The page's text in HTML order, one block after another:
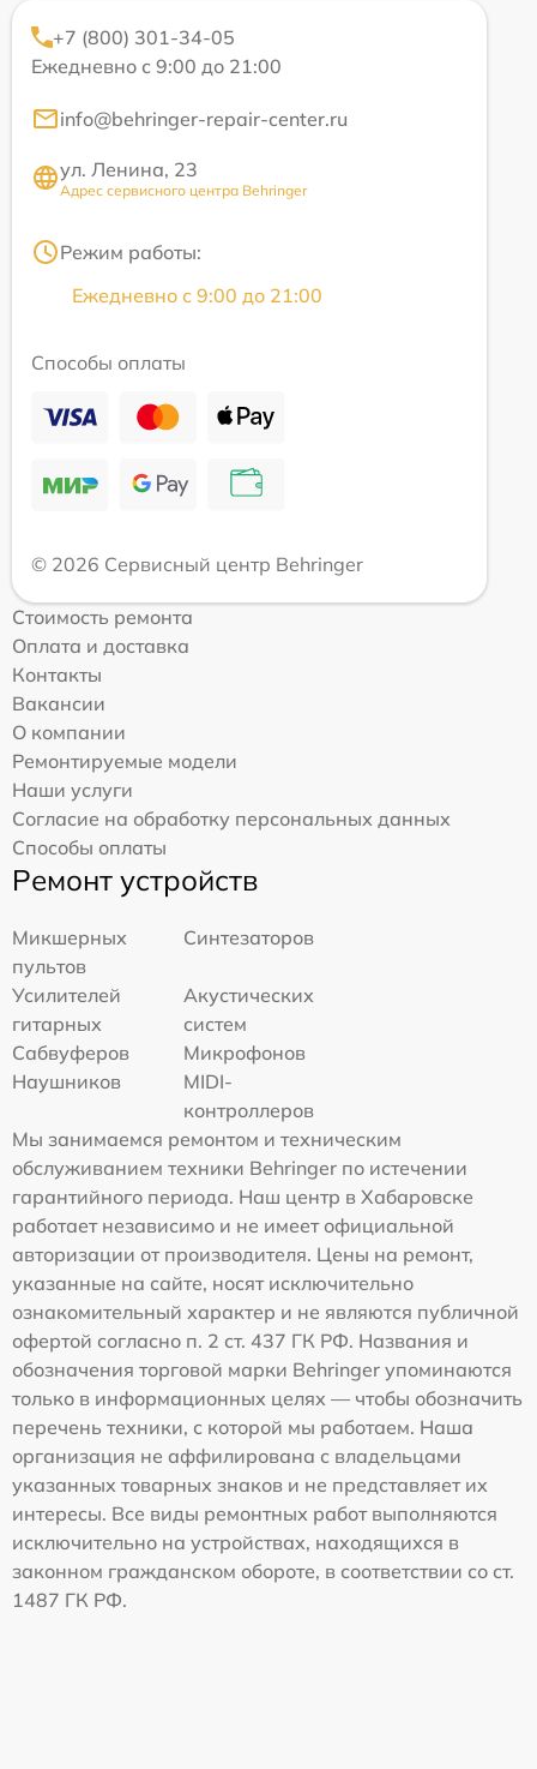
+7 (800) 301-34-05
Ежедневно с 9:00 до 21:00
info@behringer-repair-center.ru
ул. Ленина, 23
Адрес сервисного центра Behringer
Режим работы:
Ежедневно с 9:00 до 21:00
Способы оплаты
© 2026 Сервисный центр Behringer
Стоимость ремонта
Оплата и доставка
Контакты
Вакансии
О компании
Ремонтируемые модели
Наши услуги
Согласие на обработку персональных данных
Способы оплаты
Ремонт устройств
Микшерных
пультов
Синтезаторов
Усилителей
гитарных
Акустических
систем
Сабвуферов
Микрофонов
Наушников
MIDI-
контроллеров
Мы занимаемся ремонтом и техническим
обслуживанием техники Behringer по истечении
гарантийного периода. Наш центр в Хабаровске
работает независимо и не имеет официальной
авторизации от производителя. Цены на ремонт,
указанные на сайте, носят исключительно
ознакомительный характер и не являются публичной
офертой согласно п. 2 ст. 437 ГК РФ. Названия и
обозначения торговой марки Behringer упоминаются
только в информационных целях — чтобы обозначить
перечень техники, с которой мы работаем. Наша
организация не аффилирована с владельцами
указанных товарных знаков и не представляет их
интересы. Все виды ремонтных работ выполняются
исключительно на устройствах, находящихся в
законном гражданском обороте, в соответствии со ст.
1487 ГК РФ.